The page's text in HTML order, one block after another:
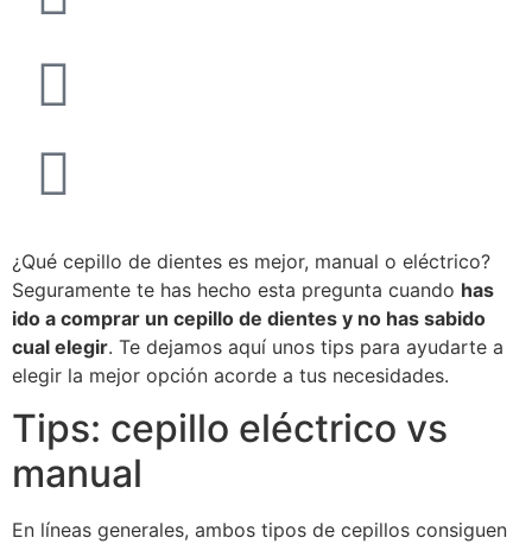
¿Qué cepillo de dientes es mejor, manual o eléctrico?
Seguramente te has hecho esta pregunta cuando has
ido a comprar un cepillo de dientes y no has sabido
cual elegir. Te dejamos aquí unos tips para ayudarte a
elegir la mejor opción acorde a tus necesidades.
Tips: cepillo eléctrico vs
manual
En líneas generales, ambos tipos de cepillos consiguen